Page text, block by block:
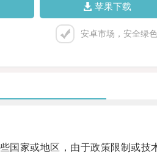
苹果下载
安卓市场，安全绿色
家或地区，由于政策限制或技